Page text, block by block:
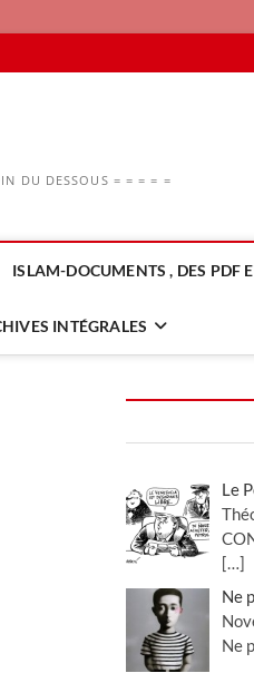
DU DESSOUS = = = = =
ISLAM-DOCUMENTS , DES PDF
INTÉGRALES
Le
[…]
Ne
Ne